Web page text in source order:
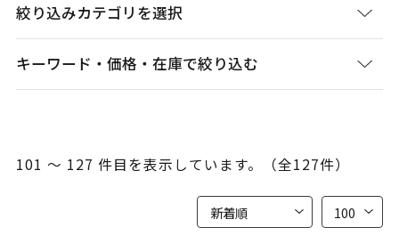
絞り込みカテゴリを選択
キーワード・価格・在庫で絞り込む
101 ～ 127 件目を表示しています。（全127件）